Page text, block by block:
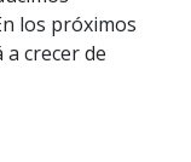
los próximos
crecer de